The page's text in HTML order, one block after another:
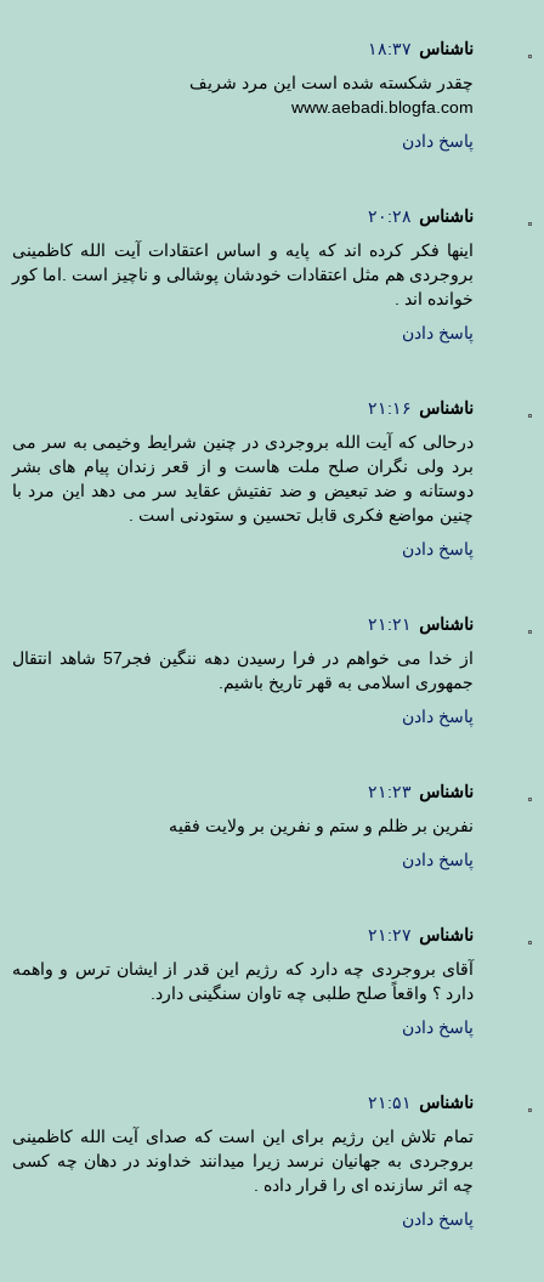
ناشناس ۱۸:۳۷
چقدر شکسته شده است این مرد شریف
www.aebadi.blogfa.com
پاسخ دادن
ناشناس ۲۰:۲۸
اینها فکر کرده اند که پایه و اساس اعتقادات آیت الله کاظمینی
بروجردی هم مثل اعتقادات خودشان پوشالی و ناچیز است .اما کور
خوانده اند .
پاسخ دادن
ناشناس ۲۱:۱۶
درحالی که آیت الله بروجردی در چنین شرایط وخیمی به سر می
برد ولی نگران صلح ملت هاست و از قعر زندان پیام های بشر
دوستانه و ضد تبعیض و ضد تفتیش عقاید سر می دهد این مرد با
چنین مواضع فکری قابل تحسین و ستودنی است .
پاسخ دادن
ناشناس
۲۱:۲۱
از خدا می خواهم در فرا رسیدن دهه ننگین فجر57 شاهد انتقال
جمهوری اسلامی به قهر تاریخ باشیم.
پاسخ دادن
ناشناس ۲۱:۲۳
نفرین بر ظلم و ستم و نفرین بر ولایت فقیه
پاسخ دادن
ناشناس ۲۱:۲۷
آقای بروجردی چه دارد که رژیم این قدر از ایشان ترس و واهمه
دارد ؟ واقعاً صلح طلبی چه تاوان سنگینی دارد.
پاسخ دادن
ناشناس
۲۱:۵۱
تمام تلاش این رژیم برای این است که صدای آیت الله کاظمینی
بروجردی به جهانیان نرسد زیرا میدانند خداوند در دهان چه کسی
چه اثر سازنده ای را قرار داده .
پاسخ دادن